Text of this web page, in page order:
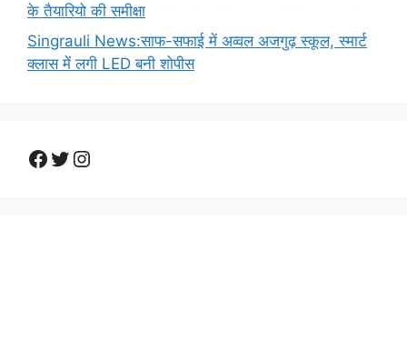
के तैयारियो की समीक्षा
Singrauli News:साफ-सफाई में अव्वल अजगुढ़ स्कूल, स्मार्ट
क्लास में लगी LED बनी शोपीस
Facebook
Twitter
Instagram